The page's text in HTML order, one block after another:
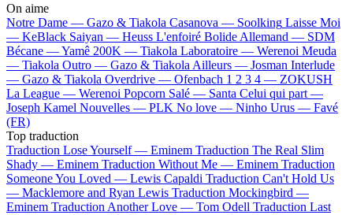
On aime
Notre Dame — Gazo & Tiakola Casanova — Soolking Laisse Moi
— KeBlack Saiyan — Heuss L'enfoiré Bolide Allemand — SDM
Bécane —Yamê 200K — Tiakola Laboratoire — Werenoi Meuda
— Tiakola Outro — Gazo & Tiakola Ailleurs — Josman Interlude
— Gazo & Tiakola Overdrive — Ofenbach 1 2 3 4 — ZOKUSH
La League — Werenoi Popcorn Salé — Santa Celui qui part —
Joseph Kamel Nouvelles — PLK No love — Ninho Urus — Favé
(FR)
Top traduction
Traduction Lose Yourself — Eminem Traduction The Real Slim
Shady — Eminem Traduction Without Me — Eminem Traduction
Someone You Loved — Lewis Capaldi Traduction Can't Hold Us
— Macklemore and Ryan Lewis Traduction Mockingbird —
Eminem Traduction Another Love — Tom Odell Traduction Last